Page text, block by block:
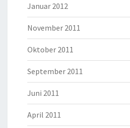
Januar 2012
November 2011
Oktober 2011
September 2011
Juni 2011
April 2011